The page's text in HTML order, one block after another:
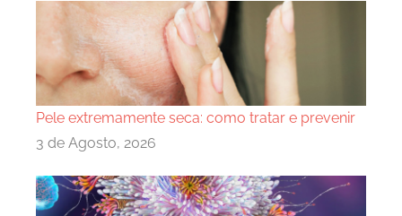
Pele extremamente seca: como tratar e prevenir
3 de Agosto, 2026